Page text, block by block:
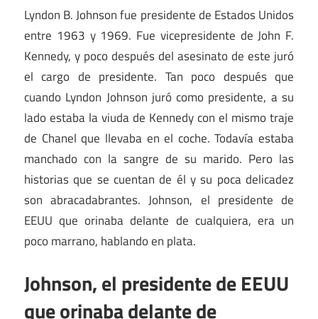
Lyndon B. Johnson fue presidente de Estados Unidos
entre 1963 y 1969. Fue vicepresidente de John F.
Kennedy, y poco después del asesinato de este juró
el cargo de presidente. Tan poco después que
cuando Lyndon Johnson juró como presidente, a su
lado estaba la viuda de Kennedy con el mismo traje
de Chanel que llevaba en el coche. Todavía estaba
manchado con la sangre de su marido. Pero las
historias que se cuentan de él y su poca delicadez
son abracadabrantes. Johnson, el presidente de
EEUU que orinaba delante de cualquiera, era un
poco marrano, hablando en plata.
Johnson, el presidente de EEUU
que orinaba delante de